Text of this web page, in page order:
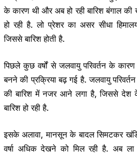
के कारण थी और अब हो रही बारिश बंगाल
हो रही है. लो प्रेशर का असर सीधा
जिससे बारिश होती है.
पिछले कुछ वर्षों से जलवायु परिवर्तन के कारण
बनने की प्रक्रिया बढ़ गई है. जलवायु
की बारिश में नजर आने लगा है, जिससे देश के
बारिश हो रही है.
इसके अलावा, मानसून के बादल सिमटकर
वर्षा अधिक देखने को मिल रही है. अब ला